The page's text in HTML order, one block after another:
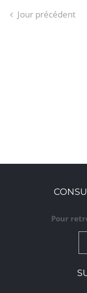
Jour précédent
Pour